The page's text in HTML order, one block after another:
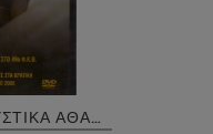
ΚΑΛΑ ΚΡΥΜΜΕΝΑ ΜΥΣΤΙΚΑ ΑΘΑΝΑΣΙΑ DVD USED